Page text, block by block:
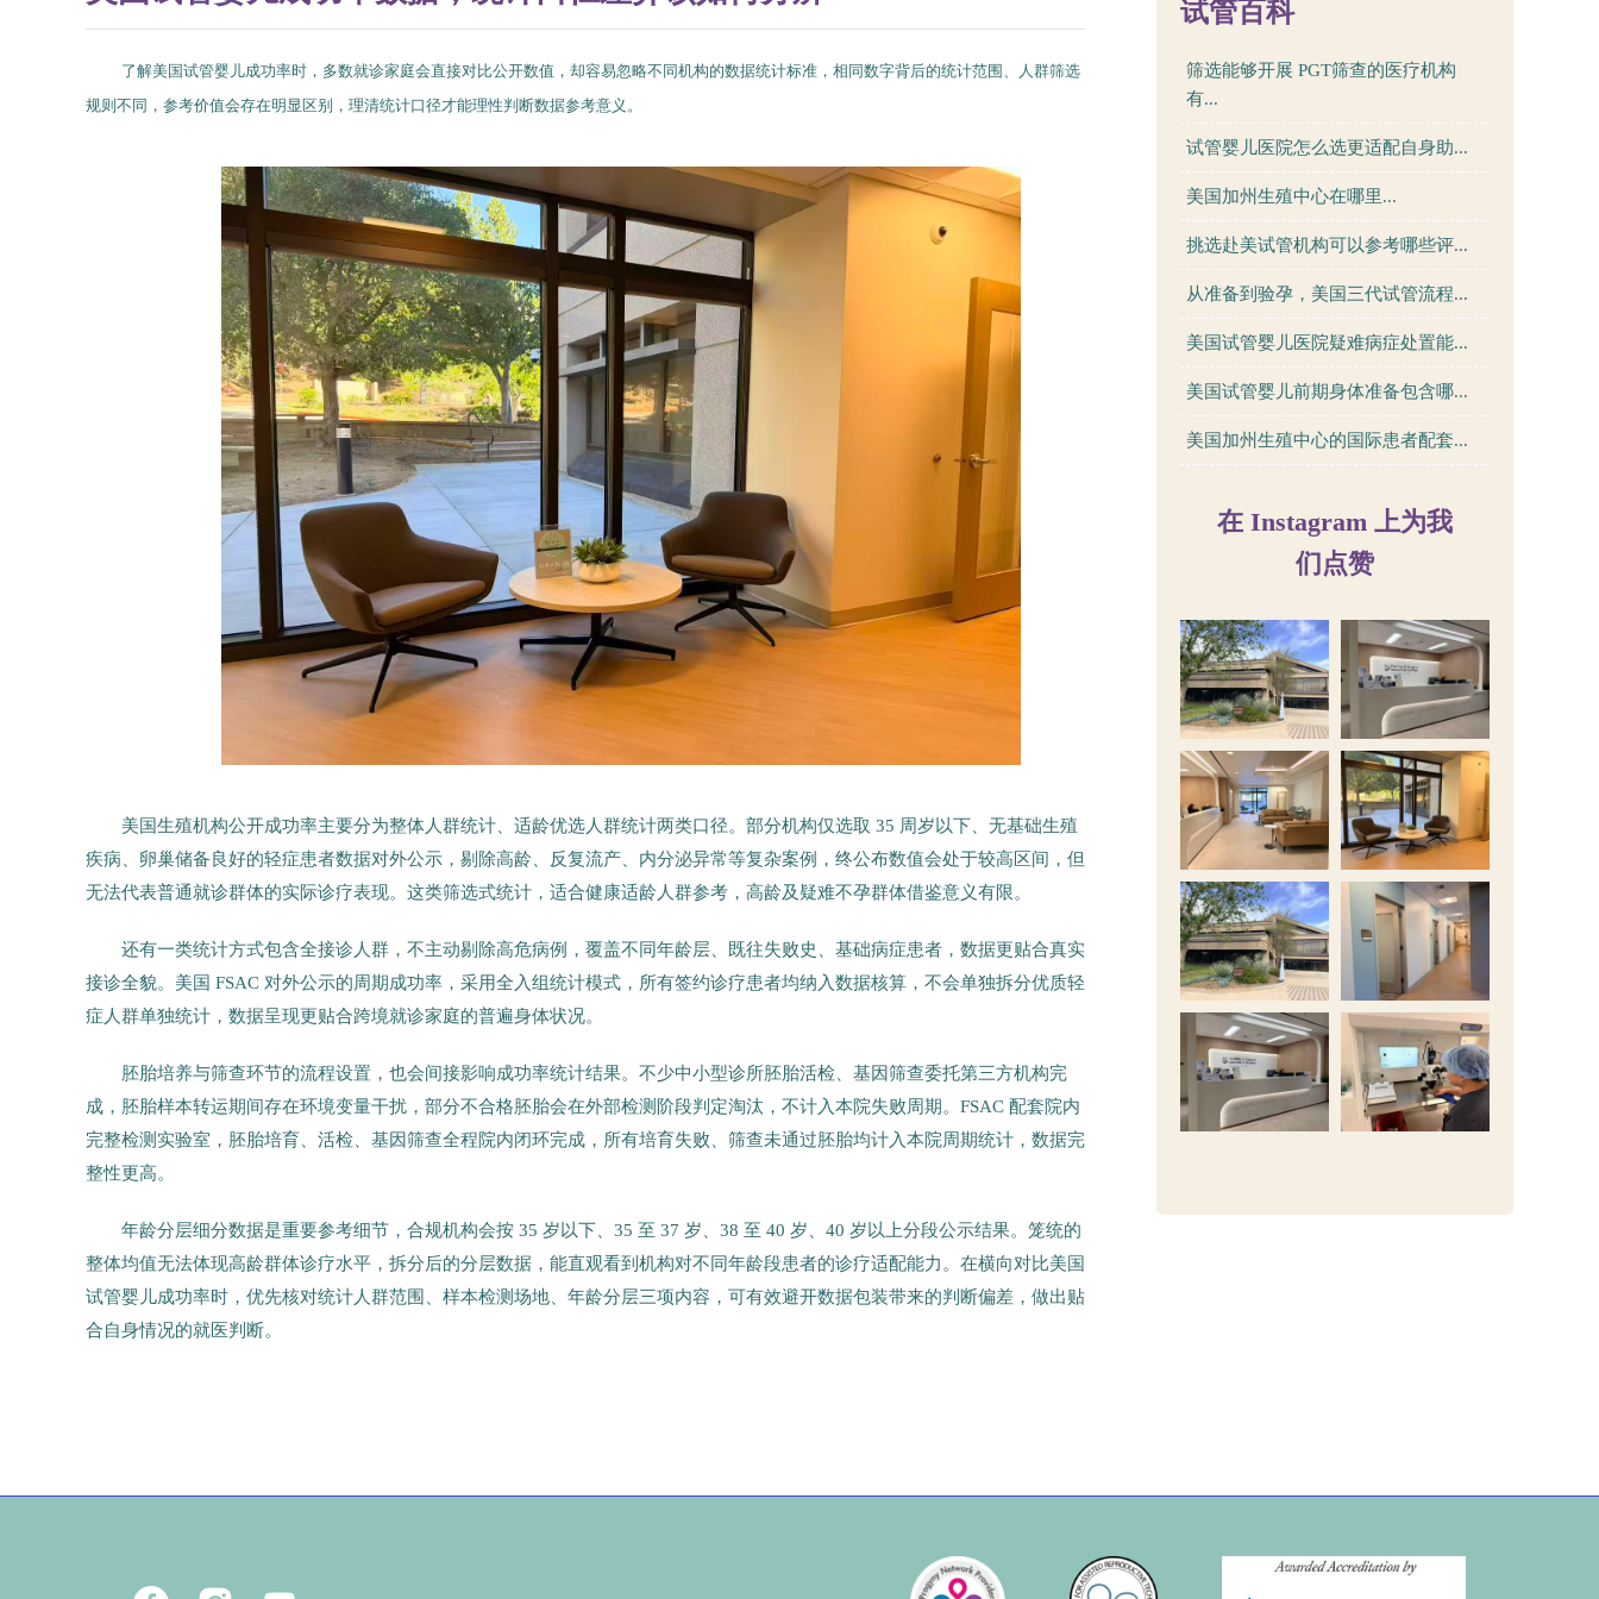
了解美国试管婴儿成功率时，多数就诊家庭会直接对比公开数值，却容易忽略不同机构的数据统计标准，相同数字背后的统计范围、人群筛选
规则不同，参考价值会存在明显区别，理清统计口径才能理性判断数据参考意义。
美国生殖机构公开成功率主要分为整体人群统计、适龄优选人群统计两类口径。部分机构仅选取 35 周岁以下、无基础生殖
疾病、卵巢储备良好的轻症患者数据对外公示，剔除高龄、反复流产、内分泌异常等复杂案例，终公布数值会处于较高区间，但
无法代表普通就诊群体的实际诊疗表现。这类筛选式统计，适合健康适龄人群参考，高龄及疑难不孕群体借鉴意义有限。
还有一类统计方式包含全接诊人群，不主动剔除高危病例，覆盖不同年龄层、既往失败史、基础病症患者，数据更贴合真实
接诊全貌。美国 FSAC 对外公示的周期成功率，采用全入组统计模式，所有签约诊疗患者均纳入数据核算，不会单独拆分优质轻
症人群单独统计，数据呈现更贴合跨境就诊家庭的普遍身体状况。
胚胎培养与筛查环节的流程设置，也会间接影响成功率统计结果。不少中小型诊所胚胎活检、基因筛查委托第三方机构完
成，胚胎样本转运期间存在环境变量干扰，部分不合格胚胎会在外部检测阶段判定淘汰，不计入本院失败周期。FSAC 配套院内
完整检测实验室，胚胎培育、活检、基因筛查全程院内闭环完成，所有培育失败、筛查未通过胚胎均计入本院周期统计，数据完
整性更高。
年龄分层细分数据是重要参考细节，合规机构会按 35 岁以下、35 至 37 岁、38 至 40 岁、40 岁以上分段公示结果。笼统的
整体均值无法体现高龄群体诊疗水平，拆分后的分层数据，能直观看到机构对不同年龄段患者的诊疗适配能力。在横向对比美国
试管婴儿成功率时，优先核对统计人群范围、样本检测场地、年龄分层三项内容，可有效避开数据包装带来的判断偏差，做出贴
合自身情况的就医判断。
试管百科
筛选能够开展 PGT筛查的医疗机构
有...
试管婴儿医院怎么选更适配自身助...
美国加州生殖中心在哪里...
挑选赴美试管机构可以参考哪些评...
从准备到验孕，美国三代试管流程...
美国试管婴儿医院疑难病症处置能...
美国试管婴儿前期身体准备包含哪...
美国加州生殖中心的国际患者配套...
在 Instagram 上为我
们点赞